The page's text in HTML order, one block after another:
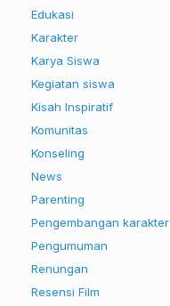
Edukasi
Karakter
Karya Siswa
Kegiatan siswa
Kisah Inspiratif
Komunitas
Konseling
News
Parenting
Pengembangan karakter
Pengumuman
Renungan
Resensi Film